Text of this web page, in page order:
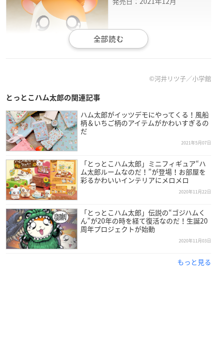
仕様：ABS&PVC 塗装済み可動
ル・専用台座付属
全高：約65mm
原型制作：七兵衛
制作協力：ねんどろん
製品は自立しません。付属の台座を使用してください。
掲載の写真は実際の商品とは多少異なる場合があります。
商品の塗装は彩色工程が手作業になるため、商品個々に多
少の差異があります。予めご了承ください。
発売元：グッドスマイルカンパニー
アニメイトで購入
©河井リツ子／小学館
とっとこハム太郎の関連記事
ハム太郎がイッツデモにやってくる！風船
柄＆いちご柄のアイテムがかわいすぎるの
だ
2021年5月07日
「とっとこハム太郎」ミニフィギュア“ハ
ム太郎ルームなのだ！”が登場！お部屋を
彩るかわいいインテリアにメロメロ
2020年11月22日
「とっとこハム太郎」伝説の“ゴジハムく
ん”が20年の時を経て復活なのだ！生誕20
周年プロジェクトが始動
2020年11月03日
もっと見る